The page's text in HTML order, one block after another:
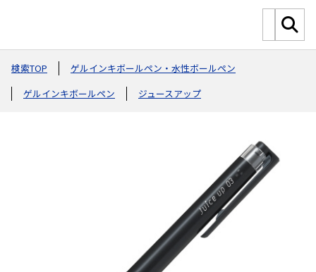
検索TOP
ゲルインキボールペン・水性ボールペン
ゲルインキボールペン
ジュースアップ